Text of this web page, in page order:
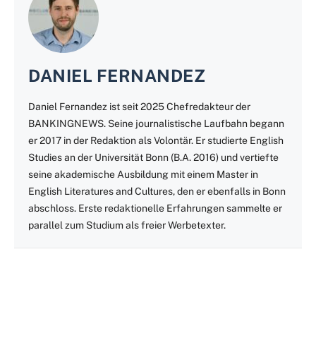
DANIEL FERNANDEZ
Daniel Fernandez ist seit 2025 Chefredakteur der
BANKINGNEWS. Seine journalistische Laufbahn begann
er 2017 in der Redaktion als Volontär. Er studierte English
Studies an der Universität Bonn (B.A. 2016) und vertiefte
seine akademische Ausbildung mit einem Master in
English Literatures and Cultures, den er ebenfalls in Bonn
abschloss. Erste redaktionelle Erfahrungen sammelte er
parallel zum Studium als freier Werbetexter.